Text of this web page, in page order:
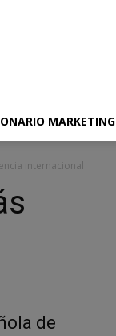
MARKETING
internacional
de